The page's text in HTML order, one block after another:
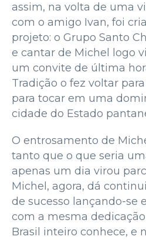
assim, na volta de uma
com o amigo Ivan, foi
projeto: o Grupo Santo
e cantar de Michel logo
um convite de última
Tradição o fez voltar
para tocar em uma
cidade do Estado
O entrosamento de
tanto que o que seria
apenas um dia virou
Michel, agora, dá
de sucesso lançando-se
com a mesma
Brasil inteiro conhece, e